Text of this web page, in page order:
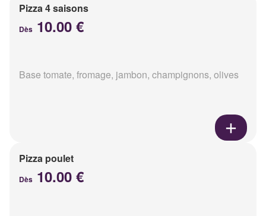
Pizza 4 saisons
Dès 10.00 €
Base tomate, fromage, jambon, champignons, olives
Pizza poulet
Dès 10.00 €